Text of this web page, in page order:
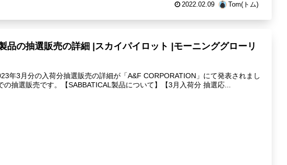
2022.02.09 Tom(トム)
品の抽選販売の詳細 |スカイパイロット |モーニンググローリ
年3月分の入荷分抽選販売の詳細が「A&F CORPORATION」にて発表されまし
抽選販売です。【SABBATICAL製品について】【3月入荷分 抽選応...